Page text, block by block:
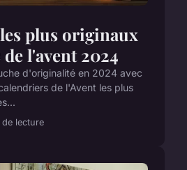
plus originaux
l'avent 2024
d'originalité en 2024 avec
de l'Avent les plus
de lecture